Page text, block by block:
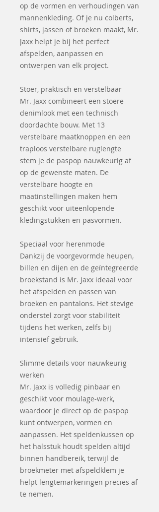
op de vormen en verhoudingen van
mannenkleding. Of je nu colberts,
shirts, jassen of broeken maakt, Mr.
Jaxx helpt je bij het perfect
afspelden, aanpassen en
ontwerpen van elk project.
Stoer, praktisch en verstelbaar
Mr. Jaxx combineert een stoere
denimlook met een technisch
doordachte bouw. Met 13
verstelbare maatknoppen en een
traploos verstelbare ruglengte
stem je de paspop nauwkeurig af
op de gewenste maten. De
verstelbare hoogte en
maatinstellingen maken hem
geschikt voor uiteenlopende
kledingstukken en pasvormen.
Speciaal voor herenmode
Dankzij de voorgevormde heupen,
billen en dijen en de geïntegreerde
broekstand is Mr. Jaxx ideaal voor
het afspelden en passen van
broeken en pantalons. Het stevige
onderstel zorgt voor stabiliteit
tijdens het werken, zelfs bij
intensief gebruik.
Slimme details voor nauwkeurig
werken
Mr. Jaxx is volledig pinbaar en
geschikt voor moulage-werk,
waardoor je direct op de paspop
kunt ontwerpen, vormen en
aanpassen. Het speldenkussen op
het halsstuk houdt spelden altijd
binnen handbereik, terwijl de
broekmeter met afspeldklem je
helpt lengtemarkeringen precies af
te nemen.